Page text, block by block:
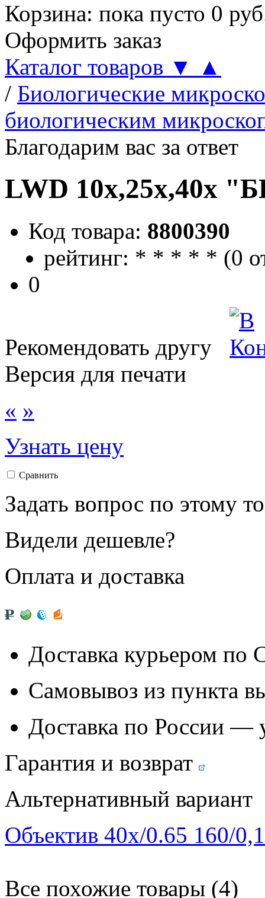
Корзина: пока пусто 0
Оформить заказ
Каталог товаров ▼
▲
/ Биологические
биологическим
Благодарим вас за ответ
LWD 10x,25x,40x
Код товара: 8800390
рейтинг: * * * * * (0
0
Рекомендовать другу
Версия для печати
« »
Узнать цену
Сравнить
Задать вопрос по этому
Видели дешевле?
Оплата и доставка
Доставка курьером
Самовывоз из пункта
Доставка по России —
Гарантия и возврат
Альтернативный вариант
Объектив 40х/0.65 160/
Все похожие товары (4)